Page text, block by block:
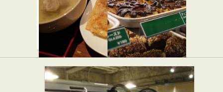
ザンテラ
ス店
★★☆
パン屋
赤坂ちび
クリスピ